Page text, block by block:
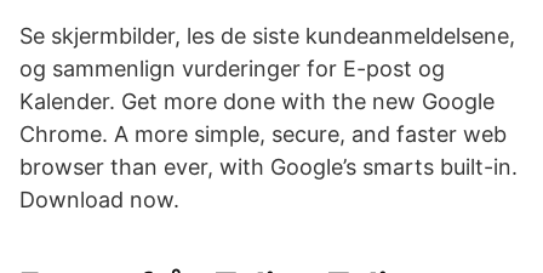
Se skjermbilder, les de siste kundeanmeldelsene,
og sammenlign vurderinger for E-post og
Kalender. Get more done with the new Google
Chrome. A more simple, secure, and faster web
browser than ever, with Google’s smarts built-in.
Download now.